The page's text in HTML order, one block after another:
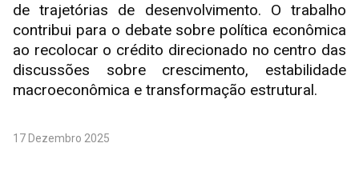
de trajetórias de desenvolvimento. O trabalho
contribui para o debate sobre política econômica
ao recolocar o crédito direcionado no centro das
discussões sobre crescimento, estabilidade
macroeconômica e transformação estrutural.
17 Dezembro 2025